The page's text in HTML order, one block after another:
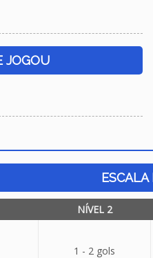
JOGOU
ESCALA
NÍVEL 2
1 - 2 gols